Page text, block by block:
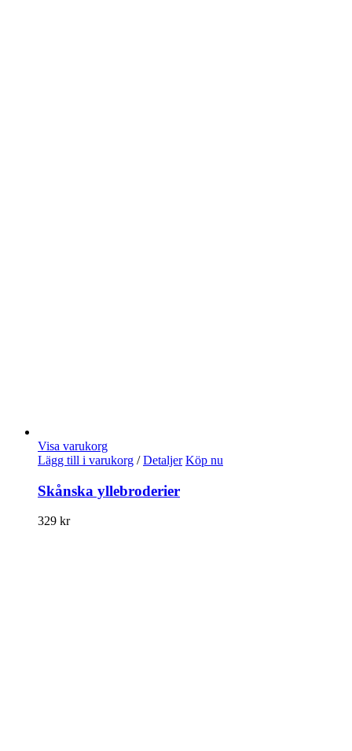
Visa varukorg
Lägg till i varukorg / Detaljer Köp nu
Skånska yllebroderier
329 kr